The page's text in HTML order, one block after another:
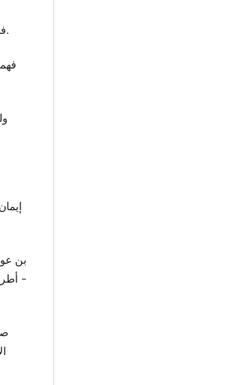
- فاديه قاسم بيضون: الفساد أبرز الجرائم، منشورات الحلبي الحقوقية بيروت 2013.
-